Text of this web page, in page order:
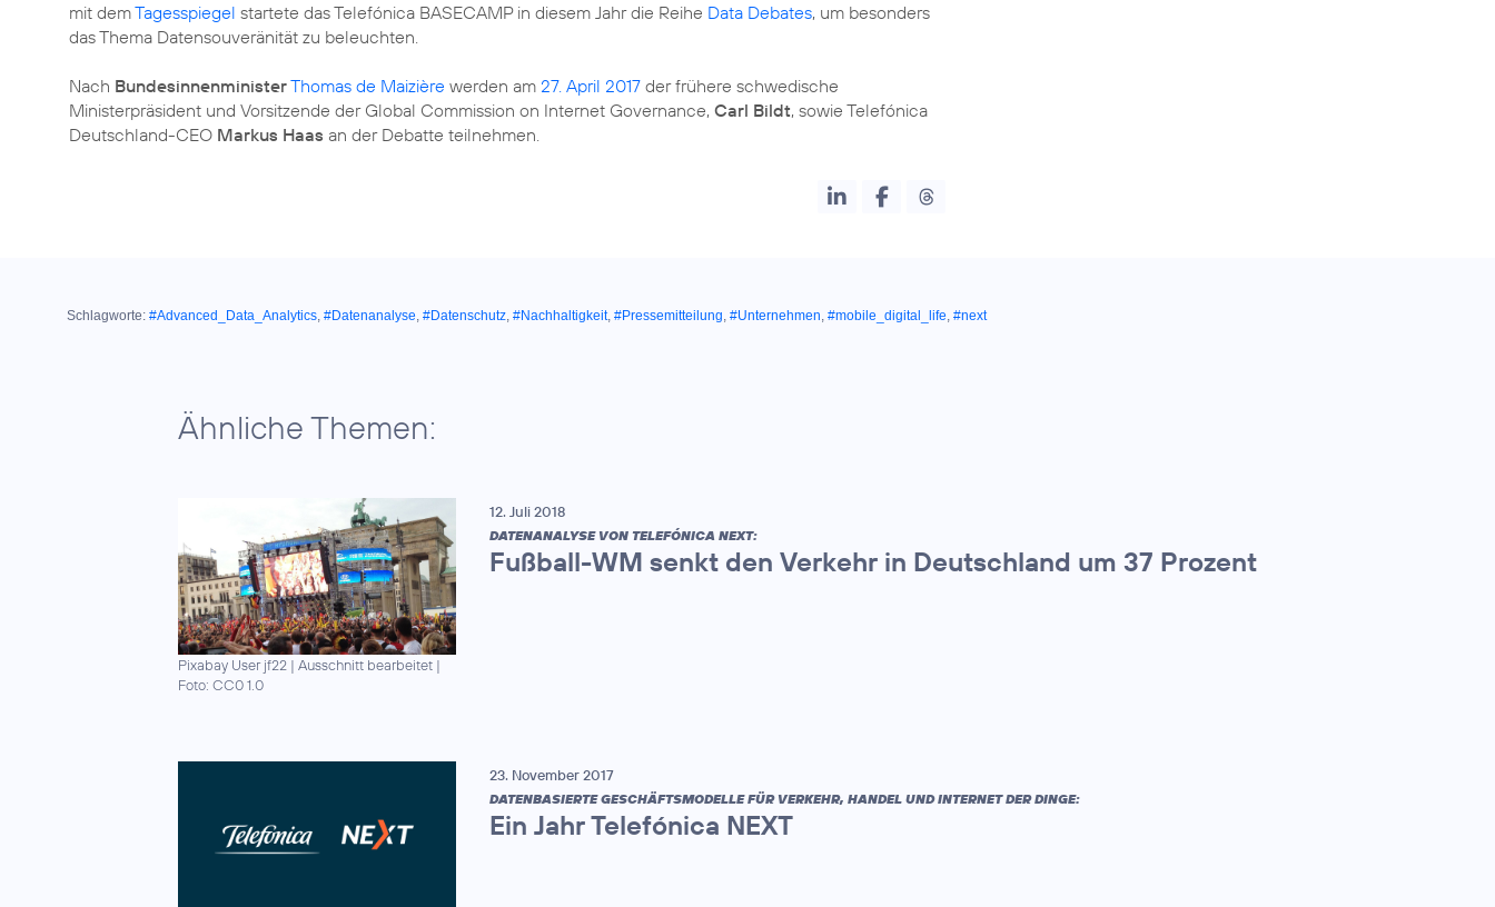
mit demTagesspiegel startete das Telefónica BASECAMP in diesem Jahr die Reihe Data Debates, um besonders
das Thema Datensouveränität zu beleuchten.
Nach BundesinnenministerThomas de Maizière werden am 27. April 2017 der frühere schwedische
Ministerpräsident und Vorsitzende der Global Commission on Internet Governance, Carl Bildt, sowie Telefónica
Deutschland-CEO Markus Haas an der Debatte teilnehmen.
Schlagworte: #Advanced_Data_Analytics, #Datenanalyse, #Datenschutz, #Nachhaltigkeit, #Pressemitteilung, #Unternehmen, #mobile_digital_life, #next
Ähnliche Themen:
Pixabay User jf22 | Ausschnitt bearbeitet |
Foto: CC0 1.0
12. Juli 2018
DATENANALYSE VON TELEFÓNICA NEXT:
Fußball-WM senkt den Verkehr in Deutschland um 37 Prozent
23. November 2017
DATENBASIERTE GESCHÄFTSMODELLE FÜR VERKEHR, HANDEL UND INTERNET DER DINGE:
Ein Jahr Telefónica NEXT